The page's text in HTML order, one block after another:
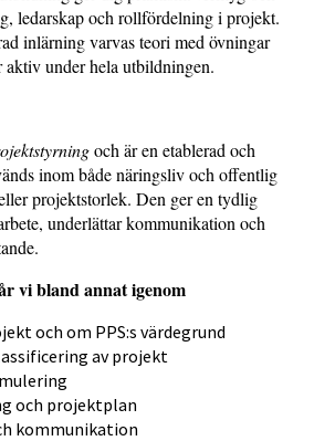
ledarskap och rollfördelning i projekt.
inlärning varvas teori med övningar
under hela utbildningen.
och är en etablerad och
inom både näringsliv och offentlig
projektstorlek. Den ger en tydlig
underlättar kommunikation och
vi bland annat igenom
och om PPS:s värdegrund
av projekt
och projektplan
kommunikation